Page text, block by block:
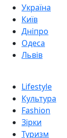
Україна
Київ
Дніпро
Одеса
Львів
Lifestyle
Культура
Fashion
Зірки
Туризм